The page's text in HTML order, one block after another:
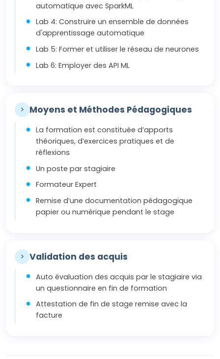
automatique avec SparkML
Lab 4: Construire un ensemble de données
d'apprentissage automatique
Lab 5: Former et utiliser le réseau de neurones
Lab 6: Employer des API ML
> Moyens et Méthodes Pédagogiques
La formation est constituée d’apports
théoriques, d’exercices pratiques et de
réflexions
Un poste par stagiaire
Formateur Expert
Remise d’une documentation pédagogique
papier ou numérique pendant le stage
> Validation des acquis
Auto évaluation des acquis par le stagiaire via
un questionnaire en fin de formation
Attestation de fin de stage remise avec la
facture